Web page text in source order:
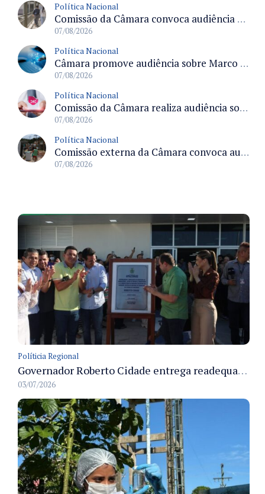
Política Nacional
Comissão da Câmara convoca audiência para discutir misoginia nas escolas e universidades após divulgação de listas misóginas
07/08/2026
Política Nacional
Câmara promove audiência sobre Marco de Fomento à Economia Digital e impactos da inteligência artificial
07/08/2026
Política Nacional
Comissão da Câmara realiza audiência sobre apostas online para medir o tamanho do mercado ilegal
07/08/2026
Política Nacional
Comissão externa da Câmara convoca audiência pública sobre chuvas na Zona da Mata de Minas Gerais e impactos em Juiz de Fora
07/08/2026
Políticia Regional
Governador Roberto Cidade entrega readequação do ambulatório da FCecon e amplia capacidade de atendimento oncológico em Manaus
03/07/2026